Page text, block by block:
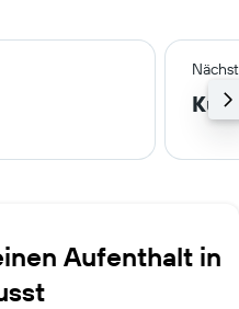
Aufenthalt in